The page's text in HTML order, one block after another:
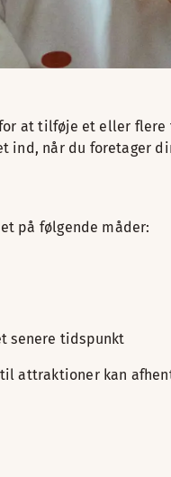
at tilføje et eller
når du foretager
på følgende måder:
senere tidspunkt
attraktioner kan